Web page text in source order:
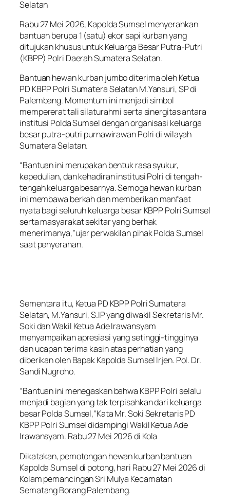
Selatan
Rabu 27 Mei 2026, Kapolda Sumsel menyerahkan
bantuan berupa 1 (satu) ekor sapi kurban yang
ditujukan khusus untuk Keluarga Besar Putra-Putri
(KBPP) Polri Daerah Sumatera Selatan.
Bantuan hewan kurban jumbo diterima oleh Ketua
PD KBPP Polri Sumatera Selatan M.Yansuri, SP di
Palembang. Momentum ini menjadi simbol
mempererat tali silaturahmi serta sinergitas antara
institusi Polda Sumsel dengan organisasi keluarga
besar putra-putri purnawirawan Polri di wilayah
Sumatera Selatan.
“Bantuan ini merupakan bentuk rasa syukur,
kepedulian, dan kehadiran institusi Polri di tengah-
tengah keluarga besarnya. Semoga hewan kurban
ini membawa berkah dan memberikan manfaat
nyata bagi seluruh keluarga besar KBPP Polri Sumsel
serta masyarakat sekitar yang berhak
menerimanya,”ujar perwakilan pihak Polda Sumsel
saat penyerahan.
Sementara itu, Ketua PD KBPP Polri Sumatera
Selatan, M.Yansuri, S.IP yang diwakil Sekretaris Mr.
Soki dan Wakil Ketua Ade Irawansyam
menyampaikan apresiasi yang setinggi-tingginya
dan ucapan terima kasih atas perhatian yang
diberikan oleh Bapak Kapolda Sumsel Irjen. Pol. Dr.
Sandi Nugroho.
“Bantuan ini menegaskan bahwa KBPP Polri selalu
menjadi bagian yang tak terpisahkan dari keluarga
besar Polda Sumsel,”Kata Mr. Soki Sekretaris PD
KBPP Polri Sumsel didampingi Wakil Ketua Ade
Irawansyam. Rabu 27 Mei 2026 di Kola
Dikatakan, pemotongan hewan kurban bantuan
Kapolda Sumsel di potong, hari Rabu 27 Mei 2026 di
Kolam pemancingan Sri Mulya Kecamatan
Sematang Borang Palembang.